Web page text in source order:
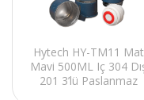
Hytech HY-TM11 Mat
Mavi 500ML Iç 304
201 3’lü Paslanmaz